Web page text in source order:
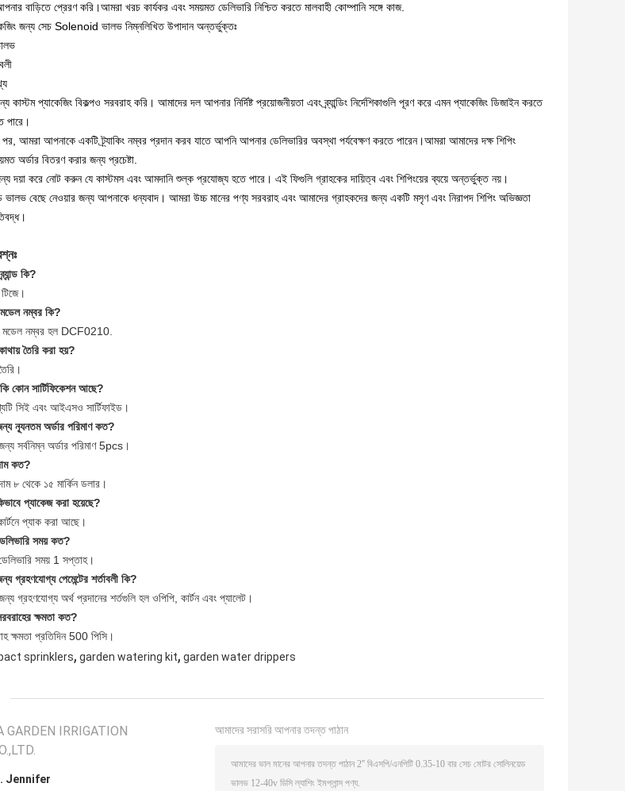
বাড়িতে প্রেরণ করি।আমরা খরচ কার্যকর এবং সময়মত ডেলিভারি নিশ্চিত করতে মালবাহী কোম্পানি সঙ্গে কাজ.
জন্য সেচ Solenoid ভালভ নিম্নলিখিত উপাদান অন্তর্ভুক্তঃ
কাস্টম প্যাকেজিং বিকল্পও সরবরাহ করি। আমাদের দল আপনার নির্দিষ্ট প্রয়োজনীয়তা এবং ব্র্যান্ডিং নির্দেশিকাগুলি পূরণ করে এমন প্যাকেজিং ডিজাইন করতে
পারে।
আমরা আপনাকে একটি ট্র্যাকিং নম্বর প্রদান করব যাতে আপনি আপনার ডেলিভারির অবস্থা পর্যবেক্ষণ করতে পারেন।আমরা আমাদের দক্ষ শিপিং
অর্ডার বিতরণ করার জন্য প্রচেষ্টা.
দয়া করে নোট করুন যে কাস্টমস এবং আমদানি শুল্ক প্রযোজ্য হতে পারে। এই ফিগুলি গ্রাহকের দায়িত্ব এবং শিপিংয়ের ব্যয়ে অন্তর্ভুক্ত নয়।
ভালভ বেছে নেওয়ার জন্য আপনাকে ধন্যবাদ। আমরা উচ্চ মানের পণ্য সরবরাহ এবং আমাদের গ্রাহকদের জন্য একটি মসৃণ এবং নিরাপদ শিপিং অভিজ্ঞতা
কি?
নম্বর কি?
মডেল নম্বর হল DCF0210.
তৈরি করা হয়?
কোন সার্টিফিকেশন আছে?
সিই এবং আইএসও সার্টিফাইড।
ন্যূনতম অর্ডার পরিমাণ কত?
সর্বনিম্ন অর্ডার পরিমাণ 5pcs।
কত?
৮ থেকে ১৫ মার্কিন ডলার।
প্যাকেজ করা হয়েছে?
প্যাক করা আছে।
সময় কত?
সময় 1 সপ্তাহ।
গ্রহণযোগ্য পেমেন্টের শর্তাবলী কি?
গ্রহণযোগ্য অর্থ প্রদানের শর্তগুলি হল ওপিপি, কার্টন এবং প্যালেট।
ক্ষমতা কত?
ক্ষমতা প্রতিদিন 500 পিসি।
sprinklers, garden watering kit, garden water drippers
GARDEN IRRIGATION
Jennifer
আমাদের সরাসরি আপনার তদন্ত পাঠান